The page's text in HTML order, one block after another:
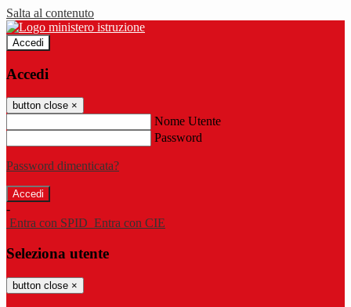
Salta al contenuto
Accedi
Accedi
button close ×
Nome Utente
Password
Password dimenticata?
-
Entra con SPID Entra con CIE
Seleziona utente
button close ×